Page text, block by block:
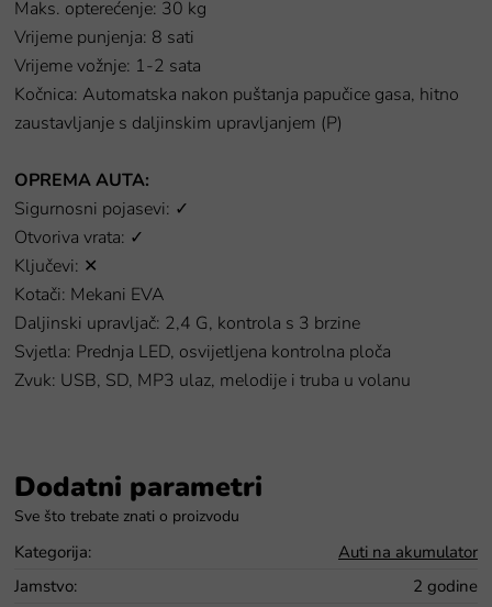
Maks. opterećenje: 30 kg
Vrijeme punjenja: 8 sati
Vrijeme vožnje: 1-2 sata
Kočnica: Automatska nakon puštanja papučice gasa, hitno
zaustavljanje s daljinskim upravljanjem (P)
OPREMA AUTA:
Sigurnosni pojasevi: ✓
Otvoriva vrata: ✓
Ključevi: ✕
Kotači: Mekani EVA
Daljinski upravljač: 2,4 G, kontrola s 3 brzine
Svjetla: Prednja LED, osvijetljena kontrolna ploča
Zvuk: USB, SD, MP3 ulaz, melodije i truba u volanu
Dodatni parametri
Kategorija:
Auti na akumulator
Jamstvo:
2 godine